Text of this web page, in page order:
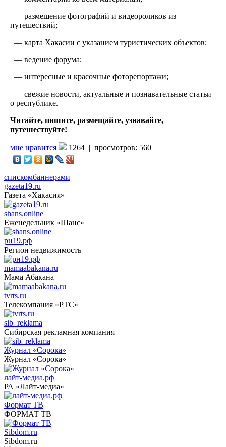
— размещение фотографий и видеороликов из
путешествий;
— карта Хакасии с указанием туристических объектов;
— ведение форума;
— интересные и красочные фоторепортажи;
— свежие новости, актуальные и познавательные статьи
о республике.
Читайте, пишите, размещайте, узнавайте,
путешествуйте!
мне нравится 1264 | просмотров: 560
спискомбаннерами
gazeta19.ru
Газета «Хакасия»
shans.online
Еженедельник «Шанс»
рн19.рф
Регион недвижимость
mamaabakana.ru
Мама Абакана
tvrts.ru
Телекомпания «РТС»
sib_reklama
Сибирская рекламная компания
Журнал «Сорока»
Журнал «Сорока»
лайт-медиа.рф
РА «Лайт-медиа»
Формат ТВ
ФОРМАТ ТВ
Sibdom.ru
Sibdom.ru